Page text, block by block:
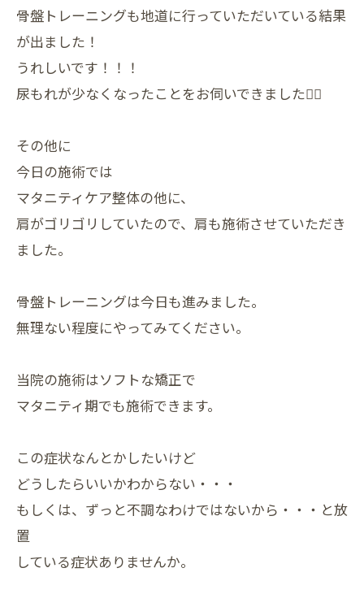
骨盤トレーニングも地道に行っていただいている結果
が出ました！
うれしいです！！！
尿もれが少なくなったことをお伺いできました🙇‍♀
その他に
今日の施術では
マタニティケア整体の他に、
肩がゴリゴリしていたので、肩も施術させていただき
ました。
骨盤トレーニングは今日も進みました。
無理ない程度にやってみてください。
当院の施術はソフトな矯正で
マタニティ期でも施術できます。
この症状なんとかしたいけど
どうしたらいいかわからない・・・
もしくは、ずっと不調なわけではないから・・・と放
置
している症状ありませんか。